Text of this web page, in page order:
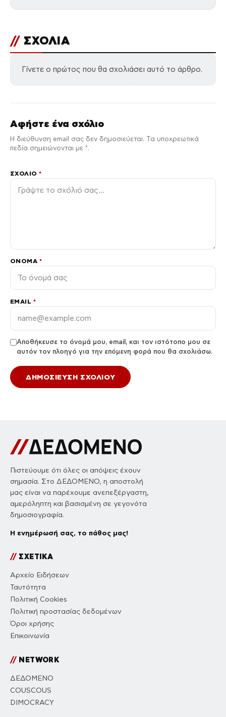
// ΣΧΟΛΙΑ
Γίνετε ο πρώτος που θα σχολιάσει αυτό το άρθρο.
Αφήστε ένα σχόλιο
Η διεύθυνση email σας δεν δημοσιεύεται. Τα υποχρεωτικά
πεδία σημειώνονται με *.
ΣΧΌΛΙΟ*
ΌΝΟΜΑ *
EMAIL *
Αποθήκευσε το όνομά μου, email, και τον ιστότοπο μου σε
αυτόν τον πλοηγό για την επόμενη φορά που θα σχολιάσω.
Πιστεύουμε ότι όλες οι απόψεις έχουν
σημασία. Στο ΔΕΔΟΜΕΝΟ, η αποστολή
μας είναι να παρέχουμε ανεπεξέργαστη,
αμερόληπτη και βασισμένη σε γεγονότα
δημοσιογραφία.
Η ενημέρωσή σας, το πάθος μας!
//ΣΧΕΤΙΚΑ
Αρχείο Ειδήσεων
Ταυτότητα
Πολιτική Cookies
Πολιτική προστασίας δεδομένων
Όροι χρήσης
Επικοινωνία
//NETWORK
ΔΕΔΟΜΕΝΟ
COUSCOUS
DIMOCRACY